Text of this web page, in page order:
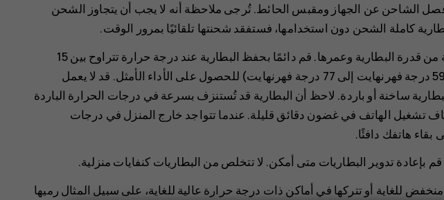
الشاحن عن الجهاز ومقبس الحائط. تُرجى ملاحظة أنه لا يجب أن يتجاوز الشحن
تقلّل درجات الحرارة المفرطة من قدرة البطارية وعمرها. قم دائمًا بحفظ البطارية عند درجة حرارة تتراوح بين 15
درجة مئوية و25 درجة مئوية (59 درجة فهرنهايت إلى 77 درجة فهرنهايت) للحصول على الأداء الأمثل. قد لا يعمل
ساخنة أو باردة. لاحظ أن البطارية قد تُستنزف بسرعة في درجات الحرارة الباردة
تشغيل الهاتف في غضون دقائق قليلة. عندما تتواجد خارج المنزل في درجات
هاتفك دافئًا.
قم بإعادة تدوير البطاريات متى أمكن. لا تتخلص من البطاريات كنفايات منزلية.
للغاية أو تتركها في أماكن ذات درجة حرارة عالية للغاية، على سبيل المثال رميها